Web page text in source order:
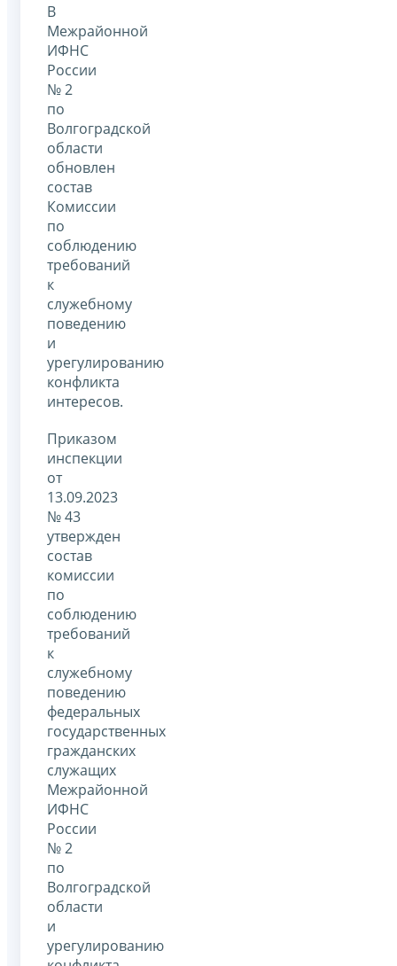
В
Межрайонной
ИФНС
России
№ 2
по
Волгоградской
области
обновлен
состав
Комиссии
по
соблюдению
требований
к
служебному
поведению
и
урегулированию
конфликта
интересов.
Приказом
инспекции
от
13.09.2023
№ 43
утвержден
состав
комиссии
по
соблюдению
требований
к
служебному
поведению
федеральных
государственных
гражданских
служащих
Межрайонной
ИФНС
России
№ 2
по
Волгоградской
области
и
урегулированию